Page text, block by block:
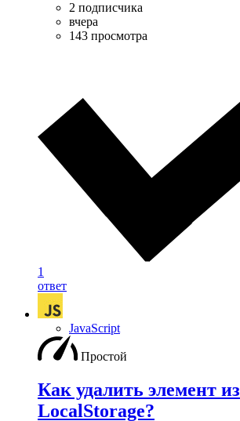
2 подписчика
вчера
143 просмотра
1
ответ
JavaScript
Простой
Как удалить элемент из
LocalStorage?